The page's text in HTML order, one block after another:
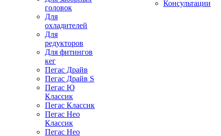
головок
Для
охладителей
Для
редукторов
Для фитингов
кег
Пегас Драйв
Пегас Драйв S
Пегас Ю
Классик
Пегас Классик
Пегас Нео
Классик
Пегас Нео
Консультации